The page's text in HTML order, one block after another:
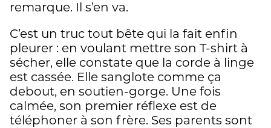
remarque. Il s’en va.
C’est un truc tout bête qui la fait enfin
pleurer : en voulant mettre son T-shirt à
sécher, elle constate que la corde à linge
est cassée. Elle sanglote comme ça
debout, en soutien-gorge. Une fois
calmée, son premier réflexe est de
téléphoner à son frère. Ses parents sont